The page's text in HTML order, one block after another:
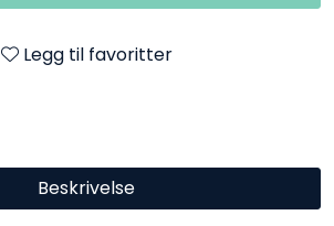
Legg til favoritter
Beskrivelse